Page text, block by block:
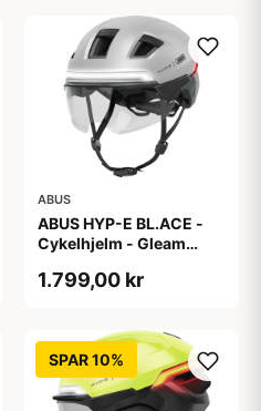
ABUS
ABUS HYP-E BL.ACE -
Cykelhjelm - Gleam
1.799,00 kr
SPAR 10%